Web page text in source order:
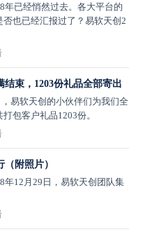
年已经悄然过去。各大平台的
也已经汇报过了？易软天创2
束，1203份礼品全部寄出
易软天创的小伙伴们为我们全
包客户礼品1203份。
附照片）
年12月29日，易软天创团队集